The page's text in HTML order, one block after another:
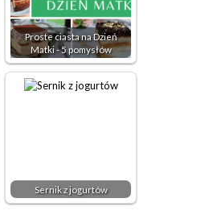
Proste ciasta na Dzień
Matki - 5 pomysłów
Sernik z jogurtów